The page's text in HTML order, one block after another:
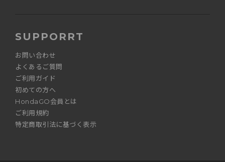
SUPPORRT
お問い合わせ
よくあるご質問
ご利用ガイド
初めての方へ
HondaGO会員とは
ご利用規約
特定商取引法に基づく表示